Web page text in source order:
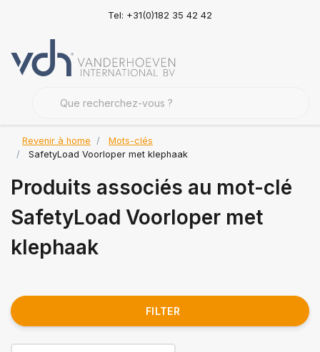
Tel: +31(0)182 35 42 42
Revenir à home
Mots-clés
SafetyLoad Voorloper met klephaak
Produits associés au mot-clé
SafetyLoad Voorloper met
klephaak
FILTER